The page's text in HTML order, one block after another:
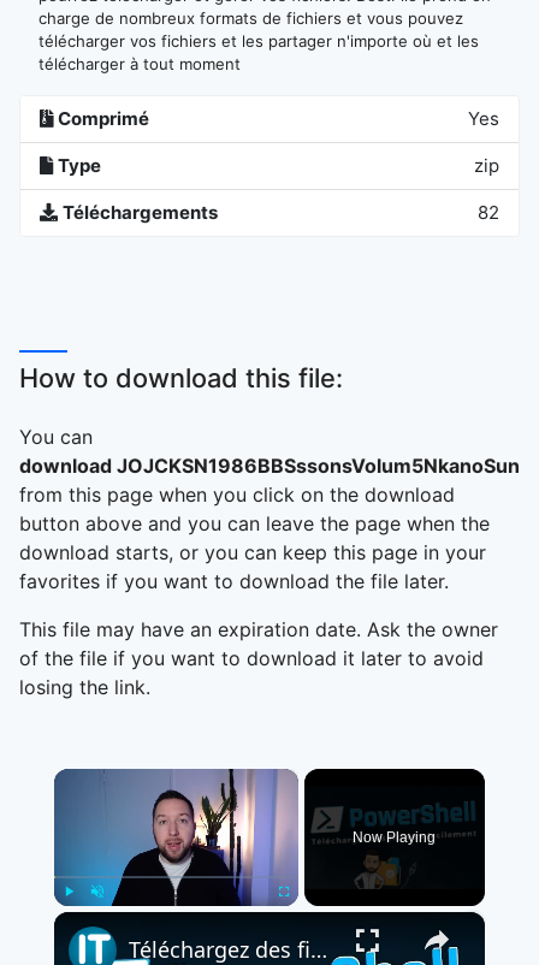
charge de nombreux formats de fichiers et vous pouvez
télécharger vos fichiers et les partager n'importe où et les
télécharger à tout moment
Comprimé Yes
Type zip
Téléchargements 82
How to download this file:
You can
download
from this page when you click on the download
button above and you can leave the page when the
download starts, or you can keep this page in your
favorites if you want to download the file later.
This file may have an expiration date. Ask the owner
of the file if you want to download it later to avoid
losing the link.
×
Now Playing
×
Téléchargez des fichiers facilement avec PowerShell